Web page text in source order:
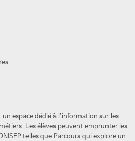
espace dédié à l’information sur les
Les élèves peuvent emprunter les
telles que Parcours qui explore un